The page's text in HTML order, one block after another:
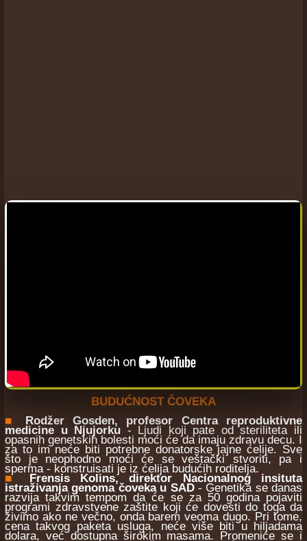
BUDUĆNOST ČOVEKA
■
Rodžer Gosden, profesor Centra reproduktivne
medicine u Njujorku - Ljudi koji pate od steriliteta ili
opasnih genetskih bolesti moći će da imaju zdravu decu. I
za to im neće biti potrebne donatorske jajne ćelije. Sve
što je neophodno moći će se veštački stvoriti, pa i
sperma - konstruisati je iz ćelija budućih roditelja.
■ Frensis Kolins, direktor Nacionalnog insituta
istraživanja genoma čoveka u SAD- Genetika se danas
razvija takvim tempom da će se za 50 godina pojaviti
programi zdravstvene zaštite koji će dovesti do toga da
živimo ako ne večno, onda barem veoma dugo. Pri tome,
cena takvog paketa usluga, neće više biti u hiljadama
dolara, već dostupna širokim masama. Promeniće se i